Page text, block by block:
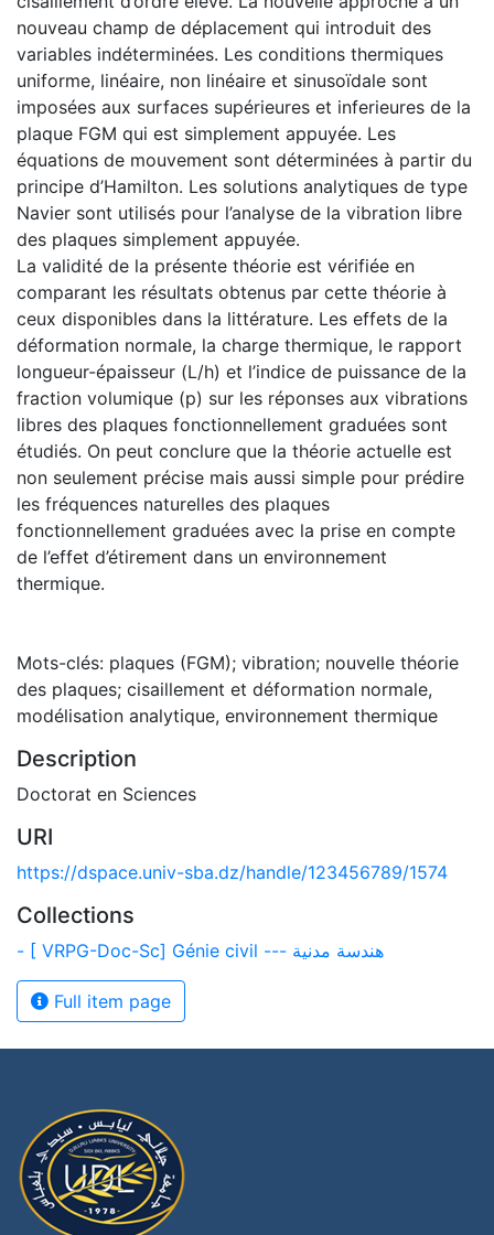
nouveau champ de déplacement qui introduit des
variables indéterminées. Les conditions thermiques
uniforme, linéaire, non linéaire et sinusoïdale sont
imposées aux surfaces supérieures et inferieures de la
plaque FGM qui est simplement appuyée. Les
équations de mouvement sont déterminées à partir du
principe d’Hamilton. Les solutions analytiques de type
Navier sont utilisés pour l’analyse de la vibration libre
des plaques simplement appuyée.
La validité de la présente théorie est vérifiée en
comparant les résultats obtenus par cette théorie à
ceux disponibles dans la littérature. Les effets de la
déformation normale, la charge thermique, le rapport
longueur-épaisseur (L/h) et l’indice de puissance de la
fraction volumique (p) sur les réponses aux vibrations
libres des plaques fonctionnellement graduées sont
étudiés. On peut conclure que la théorie actuelle est
non seulement précise mais aussi simple pour prédire
les fréquences naturelles des plaques
fonctionnellement graduées avec la prise en compte
de l’effet d’étirement dans un environnement
thermique.
Mots-clés: plaques (FGM); vibration; nouvelle théorie
des plaques; cisaillement et déformation normale,
modélisation analytique, environnement thermique
Description
Doctorat en Sciences
URI
https://dspace.univ-sba.dz/handle/123456789/1574
Collections
- [ VRPG-Doc-Sc] Génie civil --- هندسة مدنية
Full item page